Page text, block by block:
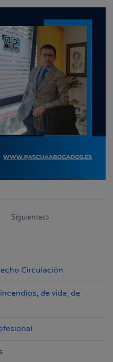
Siguientes
Circulación
de vida, de